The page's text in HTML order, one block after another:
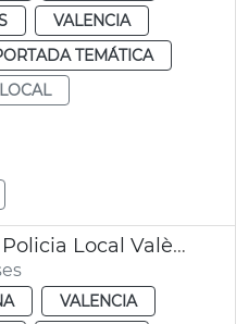
VALENCIA
TEMÁTICA
Incremento plantilla Policia Local València
VALENCIA